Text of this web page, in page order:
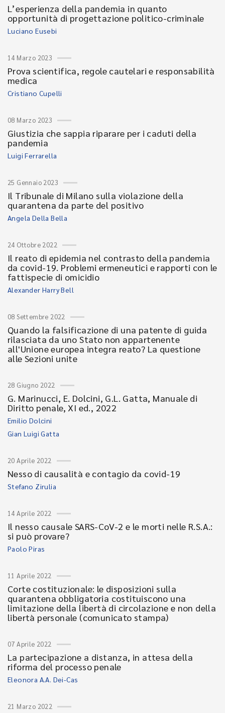
L’esperienza della pandemia in quanto
opportunità di progettazione politico-criminale
Luciano Eusebi
14 Marzo 2023
Prova scientifica, regole cautelari e responsabilità
medica
Cristiano Cupelli
08 Marzo 2023
Giustizia che sappia riparare per i caduti della
pandemia
Luigi Ferrarella
25 Gennaio 2023
Il Tribunale di Milano sulla violazione della
quarantena da parte del positivo
Angela Della Bella
24 Ottobre 2022
Il reato di epidemia nel contrasto della pandemia
da covid-19. Problemi ermeneutici e rapporti con le
fattispecie di omicidio
Alexander Harry Bell
08 Settembre 2022
Quando la falsificazione di una patente di guida
rilasciata da uno Stato non appartenente
all'Unione europea integra reato? La questione
alle Sezioni unite
28 Giugno 2022
G. Marinucci, E. Dolcini, G.L. Gatta, Manuale di
Diritto penale, XI ed., 2022
Emilio Dolcini
Gian Luigi Gatta
20 Aprile 2022
Nesso di causalità e contagio da covid-19
Stefano Zirulia
14 Aprile 2022
Il nesso causale SARS-CoV-2 e le morti nelle R.S.A.:
si può provare?
Paolo Piras
11 Aprile 2022
Corte costituzionale: le disposizioni sulla
quarantena obbligatoria costituiscono una
limitazione della libertà di circolazione e non della
libertà personale (comunicato stampa)
07 Aprile 2022
La partecipazione a distanza, in attesa della
riforma del processo penale
Eleonora A.A. Dei-Cas
21 Marzo 2022